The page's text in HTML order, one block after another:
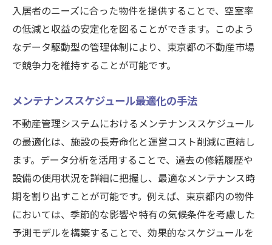
入居者のニーズに合った物件を提供することで、空室率
の低減と収益の安定化を図ることができます。このよう
なデータ駆動型の管理体制により、東京都の不動産市場
で競争力を維持することが可能です。
メンテナンススケジュール最適化の手法
不動産管理システムにおけるメンテナンススケジュール
の最適化は、施設の長寿命化と運営コスト削減に直結し
ます。データ分析を活用することで、過去の修繕履歴や
設備の使用状況を詳細に把握し、最適なメンテナンス時
期を割り出すことが可能です。例えば、東京都内の物件
においては、季節的な影響や特有の気候条件を考慮した
予測モデルを構築することで、効果的なスケジュールを